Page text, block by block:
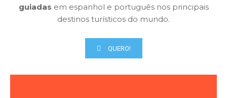
guiadas em espanhol e português nos principais
destinos turísticos do mundo.
QUERO!